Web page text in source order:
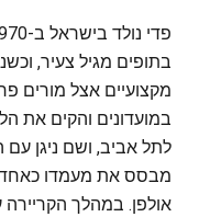
בתופים מגיל צעיר,
מקצועיים אצל מורים
לתל אביב, ושם ניגן
מבסס את מעמדו
אולפן. במהלך